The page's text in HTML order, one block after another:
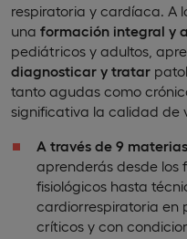
respiratoria y cardíaca. A
una formación integral y
pediátricos y adultos,
diagnosticar y tratar
tanto agudas como
significativa la calidad de
A través de 9
aprenderás desde los
fisiológicos hasta
cardiorrespiratoria en
críticos y con